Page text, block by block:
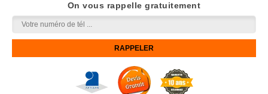
On vous rappelle gratuitement